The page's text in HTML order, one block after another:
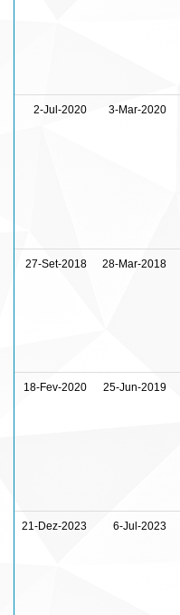
2-Jul-2020 3-Mar-2020
27-Set-2018 28-Mar-2018
18-Fev-2020 25-Jun-2019
21-Dez-2023 6-Jul-2023